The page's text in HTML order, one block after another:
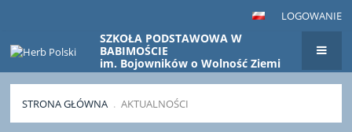
LOGOWANIE
SZKOŁA PODSTAWOWA W
BABIMOŚCIE
im. Bojowników o Wolność Ziemi
Babimojskiej
STRONA GŁÓWNA . AKTUALNOŚCI